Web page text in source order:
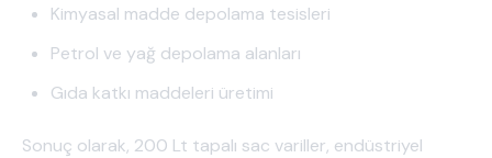
Kimyasal madde depolama tesisleri
Petrol ve yağ depolama alanları
Gıda katkı maddeleri üretimi
Sonuç olarak, 200 Lt tapalı sac variller, endüstriyel